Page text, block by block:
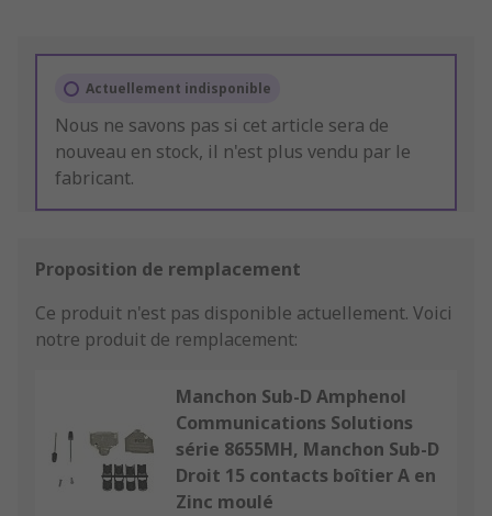
Actuellement indisponible
Nous ne savons pas si cet article sera de
nouveau en stock, il n'est plus vendu par le
fabricant.
Proposition de remplacement
Ce produit n'est pas disponible actuellement. Voici
notre produit de remplacement:
Manchon Sub-D Amphenol
Communications Solutions
série 8655MH, Manchon Sub-D
Droit 15 contacts boîtier A en
Zinc moulé